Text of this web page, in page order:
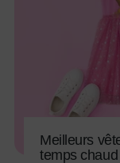
Meilleurs
temps